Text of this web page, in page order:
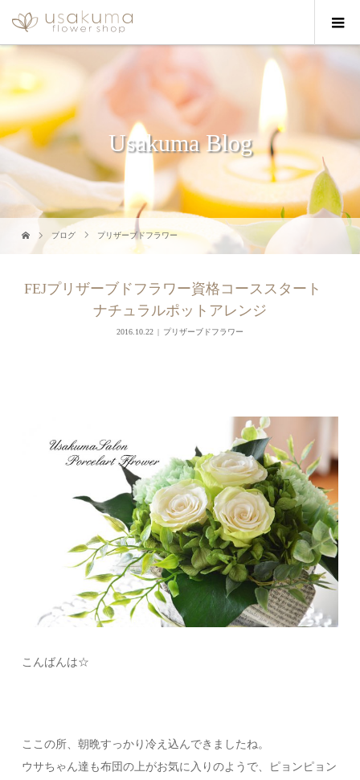
Usakuma Blog
ブログ プリザーブドフラワー
FEJプリザーブドフラワー資格コーススタート
ナチュラルポットアレンジ
2016.10.22 プリザーブドフラワー
こんばんは☆
ここの所、朝晩すっかり冷え込んできましたね。
ウサちゃん達も布団の上がお気に入りのようで、ピョンピョン